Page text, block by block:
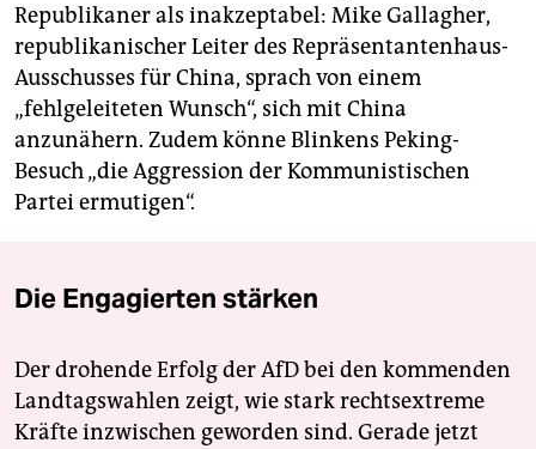
Republikaner als inakzeptabel: Mike Gallagher,
republikanischer Leiter des Repräsentantenhaus-
Ausschusses für China, sprach von einem
„fehlgeleiteten Wunsch“, sich mit China
anzunähern. Zudem könne Blinkens Peking-
Besuch „die Aggression der Kommunistischen
Partei ermutigen“.
Die Engagierten stärken
Der drohende Erfolg der AfD bei den kommenden
Landtagswahlen zeigt, wie stark rechtsextreme
Kräfte inzwischen geworden sind. Gerade jetzt